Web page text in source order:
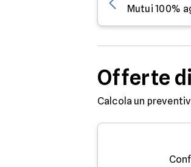
Mutui 100%
Offerte
Calcola un